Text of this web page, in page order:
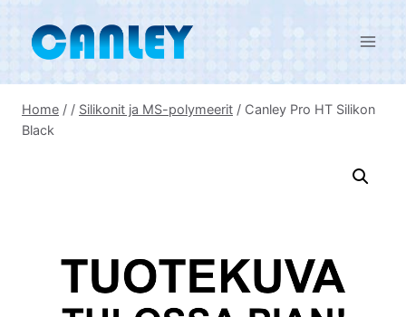
content
Home / / Silikonit ja MS-polymeerit / Canley Pro HT Silikon
Black